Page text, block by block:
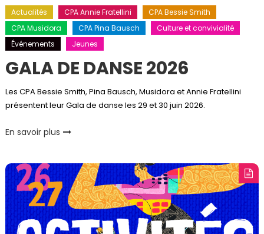
Actualités CPA Annie Fratellini
CPA Bessie Smith
CPA Musidora
CPA Pina Bausch
Culture et convivialité
Événements
Jeunes
GALA DE DANSE 2026
Les CPA Bessie Smith, Pina Bausch, Musidora et Annie Fratellini
présentent leur Gala de danse les 29 et 30 juin 2026.
En savoir plus